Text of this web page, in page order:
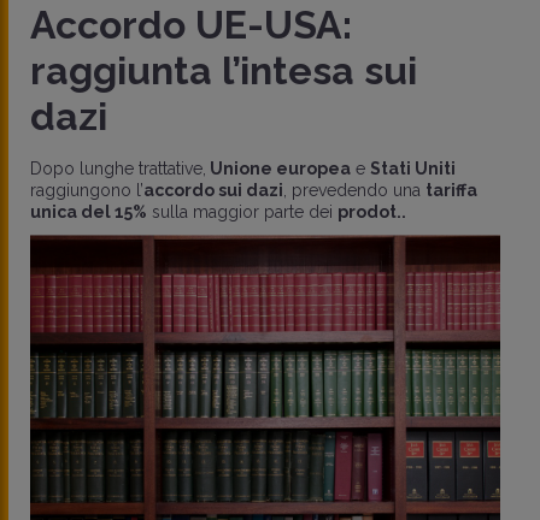
Accordo UE-USA:
raggiunta l’intesa sui
dazi
Dopo lunghe trattative, Unione europea e Stati Uniti
raggiungono l’accordo sui dazi , prevedendo una tariffa
unica del 15% sulla maggior parte dei prodot..